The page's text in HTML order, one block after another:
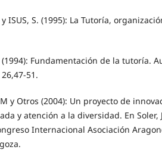
y ISUS, S. (1995): La Tutoría,
(1994): Fundamentación de la tutoría.
51.
M y Otros (2004): Un proyecto de
y atención a la diversidad. En Soler,
Internacional Asociación